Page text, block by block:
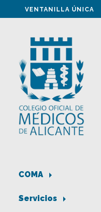
VENTANILLA ÚNICA
COMA
Servicios